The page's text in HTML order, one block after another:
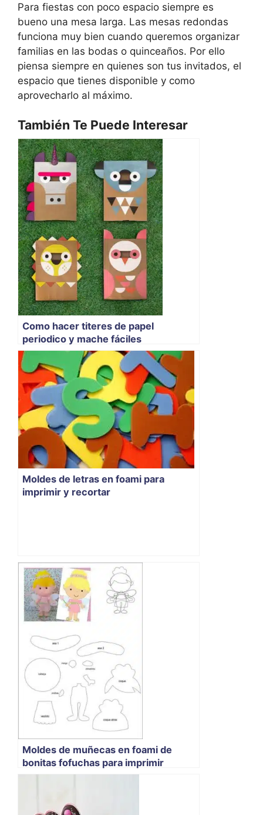
Para fiestas con poco espacio siempre es
bueno una mesa larga. Las mesas redondas
funciona muy bien cuando queremos organizar
familias en las bodas o quinceaños. Por ello
piensa siempre en quienes son tus invitados, el
espacio que tienes disponible y como
aprovecharlo al máximo.
También Te Puede Interesar
Como hacer titeres de papel
periodico y mache fáciles
Moldes de letras en foami para
imprimir y recortar
Moldes de muñecas en foami de
bonitas fofuchas para imprimir